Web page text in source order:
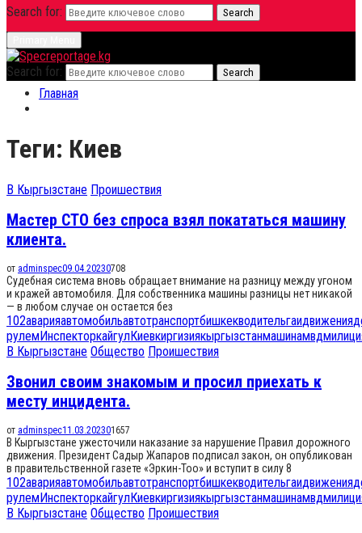
Search for: Search
Search for: Search
Главная
Теги: Киев
В Кыргызстане Проишествия
Мастер СТО без спроса взял покататься машину
клиента.
от adminspec09.04.20230708
Судебная система вновь обращает внимание на разницу между угоном
и кражей автомобиля. Для собственника машины разницы нет никакой
— в любом случае он остается без
102аварияавтомобильавтотранспортбишкекводительгаидвижения
рулемИнспекторкайгулКиевкиргизиякыргызстанмашинамвд
В Кыргызстане Общество Проишествия
Звонил своим знакомым и просил приехать к
месту инцидента.
от adminspec11.03.202301657
В Кыргызстане ужесточили наказание за нарушение Правил дорожного
движения. Президент Садыр Жапаров подписал закон, он опубликован
в правительственной газете «Эркин-Тоо» и вступит в силу 8
102аварияавтомобильавтотранспортбишкекводительгаидвижения
рулемИнспекторкайгулКиевкиргизиякыргызстанмашинамвд
В Кыргызстане Общество Проишествия